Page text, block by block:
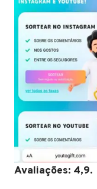
Avaliações: 4,9.